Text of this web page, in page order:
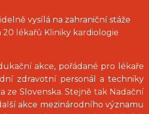
vysílá na zahraniční stáže
20 lékařů Kliniky kardiologie
akce, pořádané pro lékaře
zdravotní personál a techniky
ze Slovenska. Stejně tak Nadační
akce mezinárodního významu